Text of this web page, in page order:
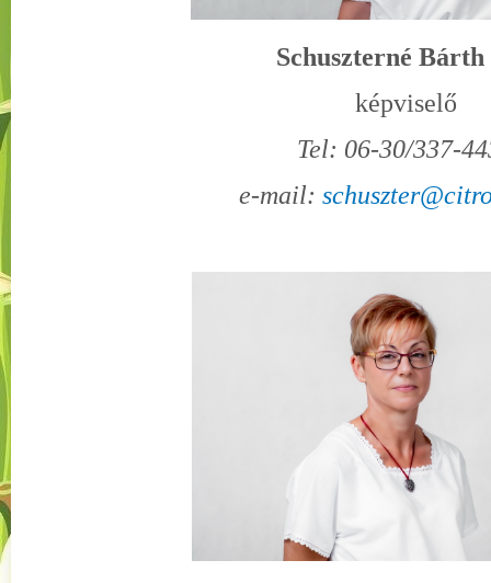
Schuszterné Bárth
képviselő
Tel: 06-30/337-
e-mail: